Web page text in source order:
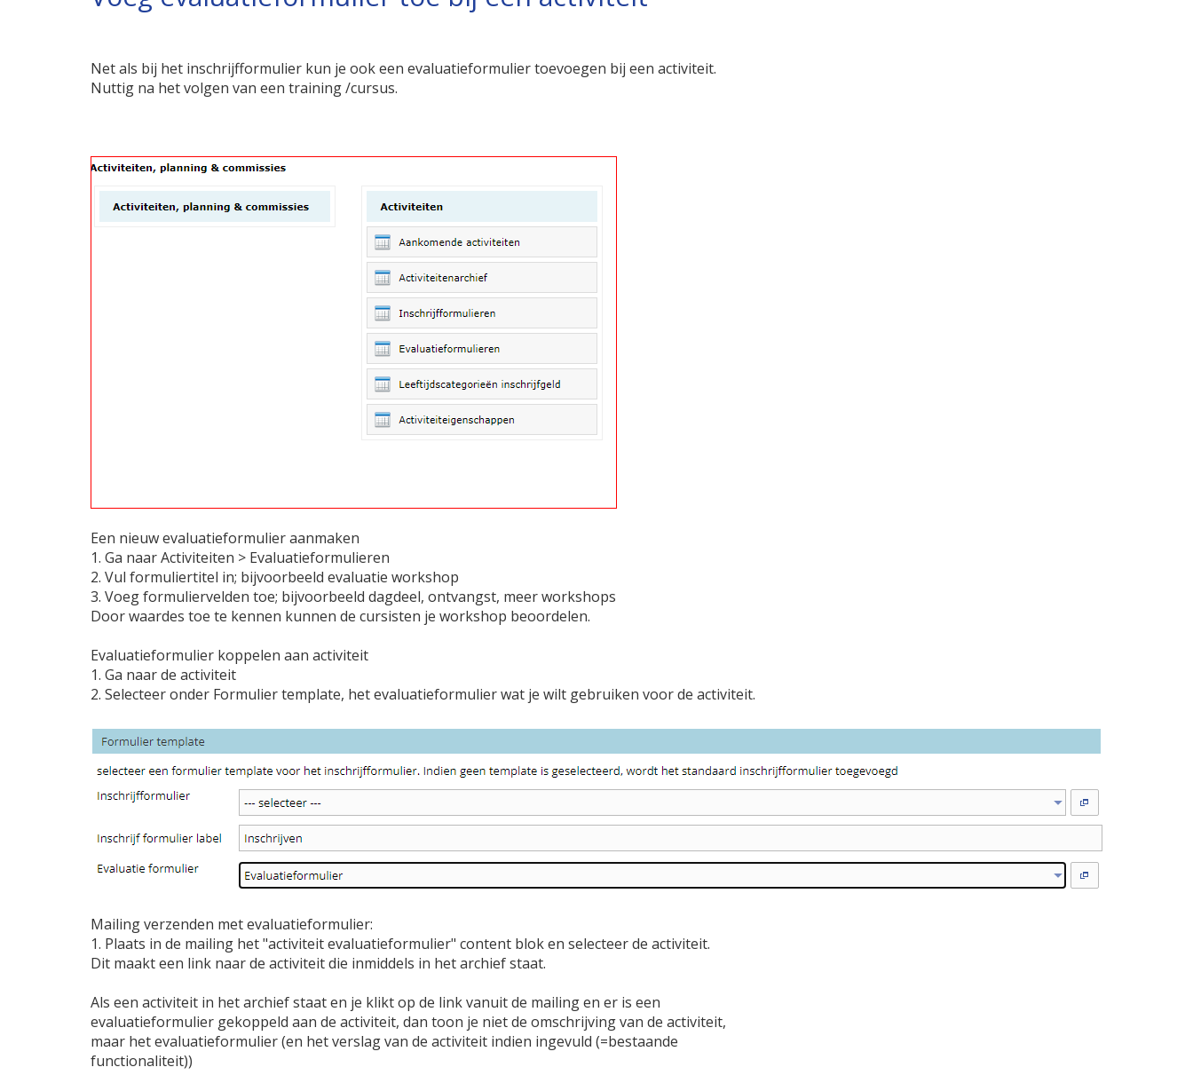
Net als bij het inschrijfformulier kun je ook een evaluatieformulier toevoegen bij een activiteit.
Nuttig na het volgen van een training /cursus.
Een nieuw evaluatieformulier aanmaken
1. Ga naar Activiteiten > Evaluatieformulieren
2. Vul formuliertitel in; bijvoorbeeld evaluatie workshop
3. Voeg formuliervelden toe; bijvoorbeeld dagdeel, ontvangst, meer workshops
Door waardes toe te kennen kunnen de cursisten je workshop beoordelen.
Evaluatieformulier koppelen aan activiteit
1. Ga naar de activiteit
2. Selecteer onder Formulier template, het evaluatieformulier wat je wilt gebruiken voor de activiteit.
Mailing verzenden met evaluatieformulier:
1. Plaats in de mailing het "activiteit evaluatieformulier" content blok en selecteer de activiteit.
Dit maakt een link naar de activiteit die inmiddels in het archief staat.
Als een activiteit in het archief staat en je klikt op de link vanuit de mailing en er is een
evaluatieformulier gekoppeld aan de activiteit, dan toon je niet de omschrijving van de activiteit,
maar het evaluatieformulier (en het verslag van de activiteit indien ingevuld (=bestaande
functionaliteit))